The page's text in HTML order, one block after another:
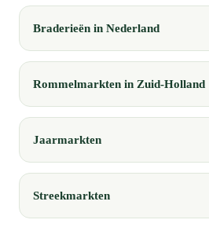
Braderieën in Nederland
Rommelmarkten in Zuid-Holland
Jaarmarkten
Streekmarkten